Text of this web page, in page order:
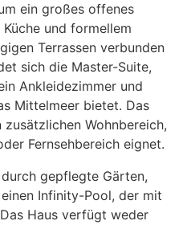
ein großes offenes
und formellem
Terrassen verbunden
sich die Master-Suite,
Ankleidezimmer und
Mittelmeer bietet. Das
Wohnbereich,
Fernsehbereich eignet.
gepflegte Gärten,
Infinity-Pool, der mit
Haus verfügt weder